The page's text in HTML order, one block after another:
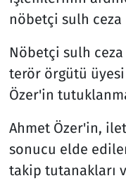
nöbetçi sulh
Nöbetçi sulh
terör örgütü
Özer'in
Ahmet Özer'in,
sonucu elde
takip tutanakları